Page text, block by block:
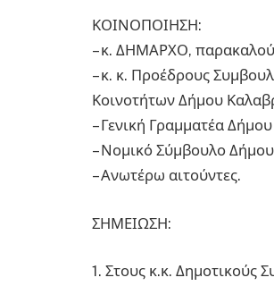
ΚΟΙΝΟΠΟΙΗΣΗ:
– κ. ΔΗΜΑΡΧΟ,
– κ. κ. Προέδρους
Κοινοτήτων Δήμου
– Γενική Γραμματέα
– Νομικό Σύμβουλο
– Ανωτέρω αιτούντες.
ΣΗΜΕΙΩΣΗ:
1. Στους κ.κ. Δημοτικούς